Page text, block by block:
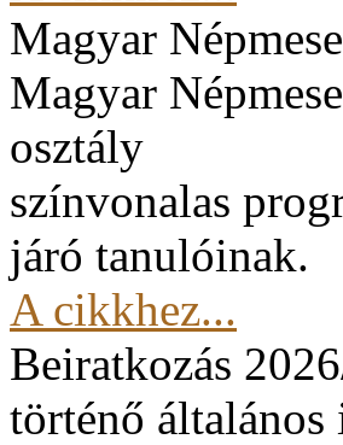
Magyar
Magyar
osztály
színvonalas
járó tanulóinak.
A cikkhez...
Beiratkozás
történő általános